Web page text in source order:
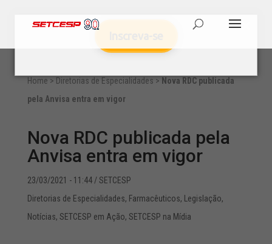
Home > Diretorias de Especialidades > Nova RDC publicada
pela Anvisa entra em vigor
Nova RDC publicada pela
Anvisa entra em vigor
23/03/2021 - 11:44/ SETCESP
Diretorias de Especialidades, Farmacêuticos, Legislação,
Notícias, SETCESP em Ação, SETCESP na Mídia